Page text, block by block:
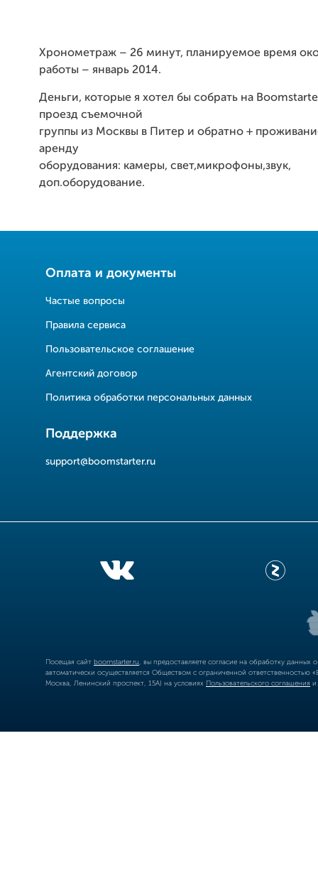
Хронометраж – 26 минут, планируемое время
работы – январь 2014.
Деньги, которые я хотел бы собрать на
проезд съемочной
группы из Москвы в Питер и обратно +
аренду
оборудования: камеры, свет,микрофоны,звук,
доп.оборудование.
Оплата и документы
Частые вопросы
Правила сервиса
Пользовательское соглашение
Агентский договор
Политика обработки персональных данных
Поддержка
support@boomstarter.ru
Посещая сайт boomstarter.ru , вы предоставляете согласие на обработку
автоматически осуществляется Обществом с ограниченной
Москва, Ленинский проспект, 15А) на условиях Пользовательского соглашения и